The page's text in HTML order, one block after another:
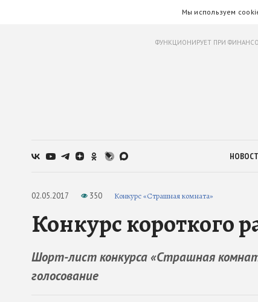
Мы используем
ФУНКЦИОНИРУЕТ ПРИ
02.05.2017 350 Конкурс «Страшная комната»
Конкурс короткого
Шорт-лист конкурса «Страшная
голосование